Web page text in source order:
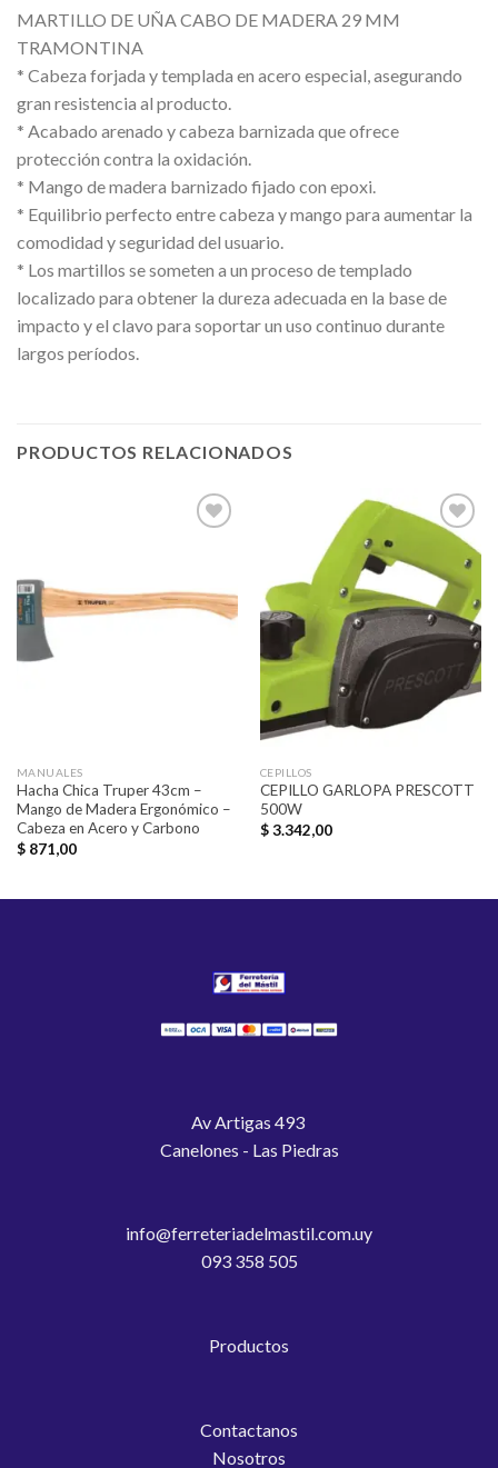
MARTILLO DE UÑA CABO DE MADERA 29 MM
TRAMONTINA
* Cabeza forjada y templada en acero especial, asegurando
gran resistencia al producto.
* Acabado arenado y cabeza barnizada que ofrece
protección contra la oxidación.
* Mango de madera barnizado fijado con epoxi.
* Equilibrio perfecto entre cabeza y mango para aumentar la
comodidad y seguridad del usuario.
* Los martillos se someten a un proceso de templado
localizado para obtener la dureza adecuada en la base de
impacto y el clavo para soportar un uso continuo durante
largos períodos.
PRODUCTOS RELACIONADOS
a la
lista de
MANUALES
Hacha Chica Truper 43cm –
Mango de Madera Ergonómico –
Cabeza en Acero y Carbono
$871,00
Añadir
a la
lista de
deseos
CEPILLOS
CEPILLO GARLOPA PRESCOTT
500W
$3.342,00
Av Artigas 493
Canelones - Las Piedras
info@ferreteriadelmastil.com.uy
093 358 505
Productos
Contactanos
Nosotros